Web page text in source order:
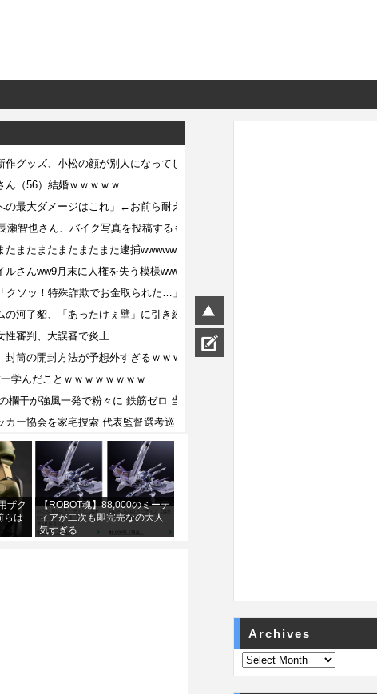
ザク
らは
【ROBOT魂】88,000のミーテ
ィアが二次も即完売なの大人
気すぎる…
Archives